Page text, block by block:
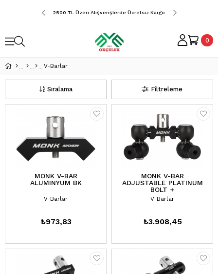
Ücretsiz Kargo 2500 TL Üzeri Alışverişlerde Ücretsiz Kargo 2500 TL Üzeri
0
V-Barlar
Filtreleme
Sıralama
MONK V-BAR
ALUMINYUM BK
V-Barlar
₺973,83
MONK V-BAR
ADJUSTABLE PLATINUM
BOLT +
V-Barlar
₺3.908,45